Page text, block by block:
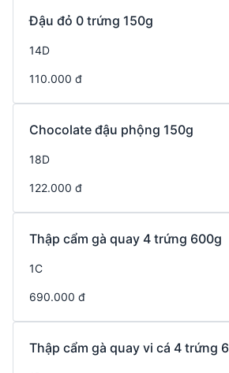
Đậu đỏ 0 trứng 150g
14D
110.000 đ
Chocolate đậu phộng 150g
18D
122.000 đ
Thập cẩm gà quay 4 trứng 600g
1C
690.000 đ
Thập cẩm gà quay vi cá 4 trứng